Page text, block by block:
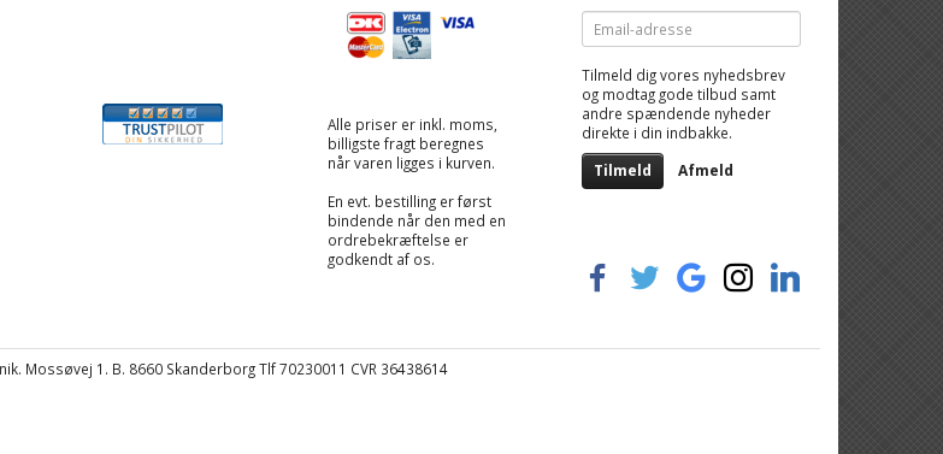
Alle priser er inkl. moms,
billigste fragt beregnes
når varen ligges i kurven.
En evt. bestilling er først
bindende når den med en
ordrebekræftelse er
godkendt af os.
Email-
adresse
Tilmeld dig vores nyhedsbrev
og modtag gode tilbud samt
andre spændende nyheder
direkte i din indbakke.
Tilmeld Afmeld
Mossøvej 1. B. 8660 Skanderborg Tlf 70230011 CVR 36438614